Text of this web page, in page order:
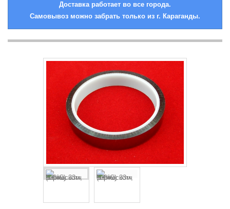
Доставка работает во все города.
Самовывоз можно забрать только из г. Караганды.